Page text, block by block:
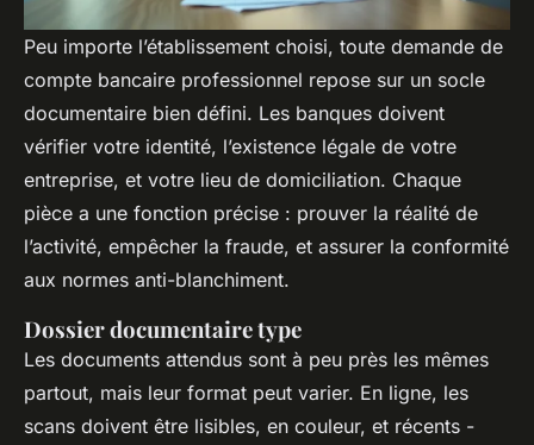
Peu importe l’établissement choisi, toute demande de
compte bancaire professionnel repose sur un socle
documentaire bien défini. Les banques doivent
vérifier votre identité, l’existence légale de votre
entreprise, et votre lieu de domiciliation. Chaque
pièce a une fonction précise : prouver la réalité de
l’activité, empêcher la fraude, et assurer la conformité
aux normes anti-blanchiment.
Dossier documentaire type
Les documents attendus sont à peu près les mêmes
partout, mais leur format peut varier. En ligne, les
scans doivent être lisibles, en couleur, et récents -